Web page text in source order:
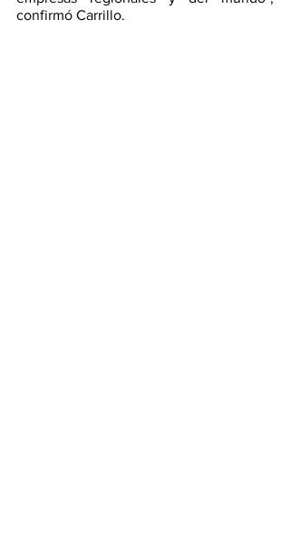
confirmó Carrillo.